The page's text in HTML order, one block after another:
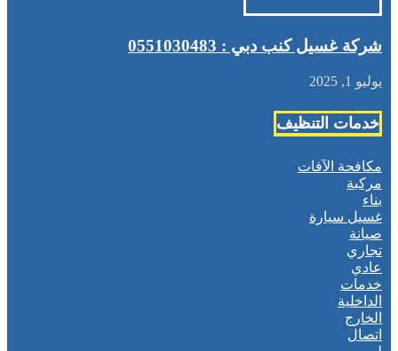
شركة غسيل كنب دبي : 0551030483
يوليو 1, 2025
خدمات التنظيف
مكافحة الآفات
مركبة
بناء
غسيل سيارة
صيانة
تجاري
عادي
خدمات
الداخلية
الخارج
اتصال